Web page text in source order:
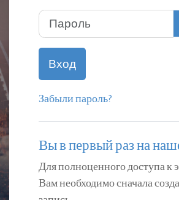
Пароль
Вход
Забыли пароль?
Вы в первый раз на
Для полноценного доступа к
Вам необходимо сначала